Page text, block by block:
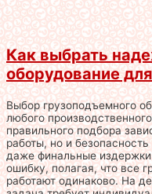
Как выбрать
оборудование
Выбор грузоподъемного
любого
правильного подбора
работы, но и
даже финальные
ошибку, полагая, что все
работают одинаково. На